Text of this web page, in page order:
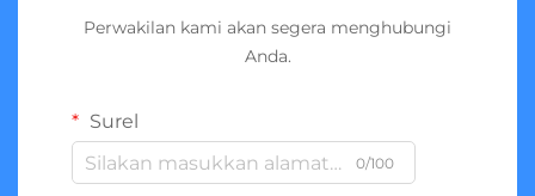
Perwakilan kami akan segera menghubungi
Anda.
Surel
0/100